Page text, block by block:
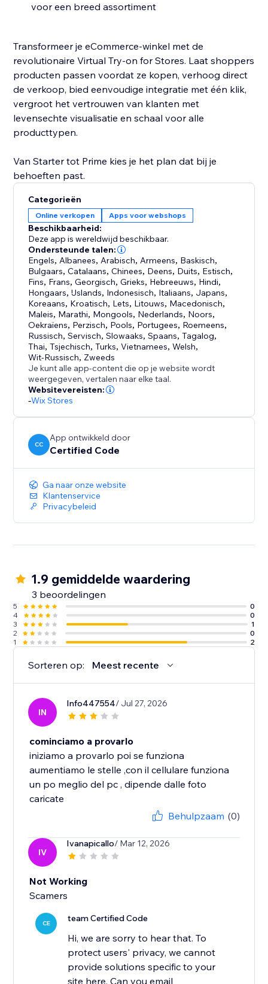
voor een breed assortiment
Transformeer je eCommerce-winkel met de
revolutionaire Virtual Try-on for Stores. Laat shoppers
producten passen voordat ze kopen, verhoog direct
de verkoop, bied eenvoudige integratie met één klik,
vergroot het vertrouwen van klanten met
levensechte visualisatie en schaal voor alle
producttypen.
Van Starter tot Prime kies je het plan dat bij je
behoeften past.
Categorieën
Online verkopen Apps voor webshops
Beschikbaarheid:
Deze app is wereldwijd beschikbaar.
Ondersteunde talen:
Engels, Albanees, Arabisch, Armeens, Baskisch,
Bulgaars,Catalaans,Chinees, Deens, Duits, Estisch,
Fins, Frans,Georgisch,Grieks, Hebreeuws, Hindi,
Hongaars,IJslands, Indonesisch, Italiaans, Japans,
Koreaans, Kroatisch, Lets, Litouws, Macedonisch,
Maleis, Marathi, Mongools, Nederlands, Noors,
Oekraïens, Perzisch, Pools, Portugees, Roemeens,
Russisch,Servisch,Slowaaks,Spaans,Tagalog,
Thai,Tsjechisch,Turks,Vietnamees,Welsh,
Wit-Russisch, Zweeds
Je kunt alle app-content die op je website wordt
weergegeven, vertalen naar elke taal.
Websitevereisten:
-Wix Stores
CC
App ontwikkeld door
Certified Code
Ga naar onze website
Klantenservice
Privacybeleid
1.9 gemiddelde waardering
3 beoordelingen
5
0
4
0
3
1
2
0
1
2
Sorteren op: Meest recente
IN
Info447554/ Jul 27, 2026
cominciamo a provarlo
iniziamo a provarlo poi se funziona
aumentiamo le stelle ,con il cellulare funziona
un po meglio del pc , dipende dalle foto
caricate
Behulpzaam (0)
IV
Ivanapicallo/ Mar 12, 2026
Not Working
Scamers
CE team Certified Code
Hi, we are sorry to hear that. To
protect users' privacy, we cannot
provide solutions specific to your
site here. Can you email